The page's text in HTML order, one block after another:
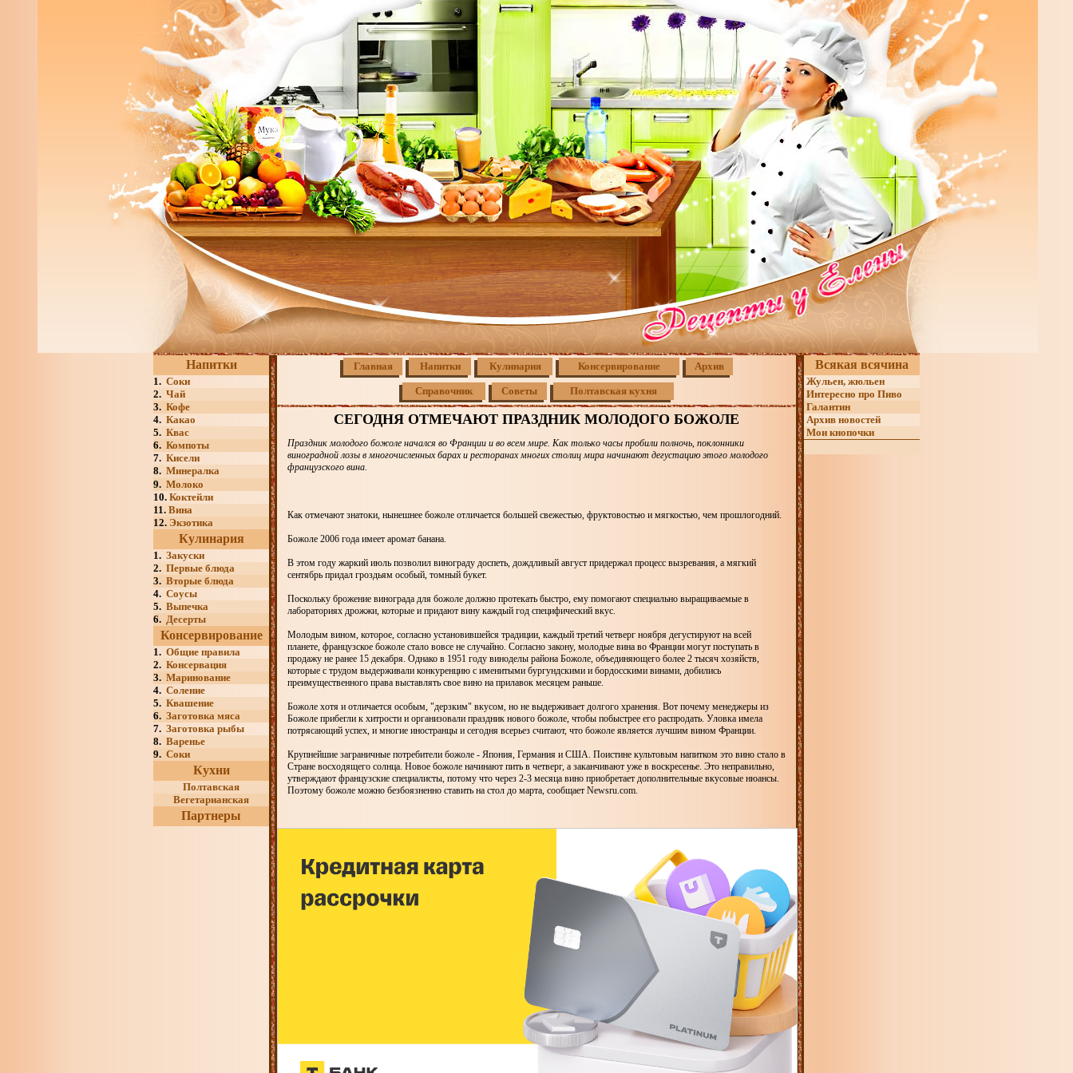
Напитки
1. Соки
2. Чай
3. Кофе
4. Какао
5. Квас
6. Компоты
7. Кисели
8. Минералка
9. Молоко
10. Коктейли
11. Вина
12. Экзотика
Кулинария
1. Закуски
2. Первые блюда
3. Вторые блюда
4. Соусы
5. Выпечка
6. Десерты
Консервирование
1. Общие правила
2. Консервация
3. Маринование
4. Соление
5. Квашение
6. Заготовка мяса
7. Заготовка рыбы
8. Варенье
9. Соки
Кухни
Полтавская
Вегетарианская
Партнеры
Главная Напитки Кулинария Консервирование Архив
Справочник Советы Полтавская кухня
СЕГОДНЯ ОТМЕЧАЮT ПРАЗДНИК МОЛОДОГО БОЖОЛЕ
Праздник молодого божоле начался во Франции и во всем мире. Как только часы пробили полночь, поклонники
виноградной лозы в многочисленных барах и ресторанах многих столиц мира начинают дегустацию этого молодого
французского вина.
Как отмечают знатоки, нынешнее божоле отличается большей свежестью, фруктовостью и мягкостью, чем прошлогодний.
Божоле 2006 года имеет аромат банана.
В этом году жаркий июль позволил винограду доспеть, дождливый август придержал процесс вызревания, а мягкий
сентябрь придал гроздьям особый, томный букет.
Поскольку брожение винограда для божоле должно протекать быстро, ему помогают специально выращиваемые в
лабораториях дрожжи, которые и придают вину каждый год специфический вкус.
Молодым вином, которое, согласно установившейся традиции, каждый третий четверг ноября дегустируют на всей
планете, французское божоле стало вовсе не случайно. Согласно закону, молодые вина во Франции могут поступать в
продажу не ранее 15 декабря. Однако в 1951 году виноделы района Божоле, объединяющего более 2 тысяч хозяйств,
которые с трудом выдерживали конкуренцию с именитыми бургундскими и бордосскими винами, добились
преимущественного права выставлять свое вино на прилавок месяцем раньше.
Божоле хотя и отличается особым, "дерзким" вкусом, но не выдерживает долгого хранения. Вот почему менеджеры из
Божоле прибегли к хитрости и организовали праздник нового божоле, чтобы побыстрее его распродать. Уловка имела
потрясающий успех, и многие иностранцы и сегодня всерьез считают, что божоле является лучшим вином Франции.
Крупнейшие заграничные потребители божоле - Япония, Германия и США. Поистине культовым напитком это вино стало в
Стране восходящего солнца. Новое божоле начинают пить в четверг, а заканчивают уже в воскресенье. Это неправильно,
утверждают французские специалисты, потому что через 2-3 месяца вино приобретает дополнительные вкусовые нюансы.
Поэтому божоле можно безбоязненно ставить на стол до марта, сообщает Newsru.com.
Всякая всячина
Жульен, жюльен
Интересно про Пиво
Галантин
Архив новостей
Мои кнопочки